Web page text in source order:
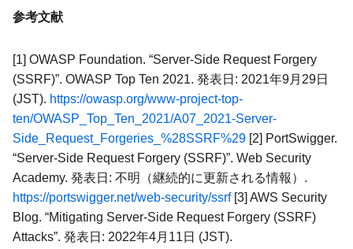
参考文献
[1] OWASP Foundation. “Server-Side Request Forgery
(SSRF)”. OWASP Top Ten 2021. 発表日: 2021年9月29日
(JST). https://owasp.org/www-project-top-
ten/OWASP_Top_Ten_2021/A07_2021-Server-
Side_Request_Forgeries_%28SSRF%29 [2] PortSwigger.
“Server-Side Request Forgery (SSRF)”. Web Security
Academy. 発表日: 不明（継続的に更新される情報）.
https://portswigger.net/web-security/ssrf[3] AWS Security
Blog. “Mitigating Server-Side Request Forgery (SSRF)
Attacks”. 発表日: 2022年4月11日 (JST).